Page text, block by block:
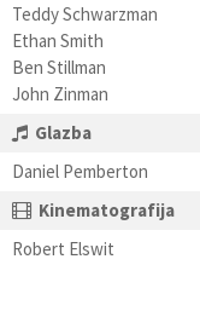
Teddy Schwarzman
Ethan Smith
Ben Stillman
John Zinman
Glazba
Daniel Pemberton
Kinematografija
Robert Elswit